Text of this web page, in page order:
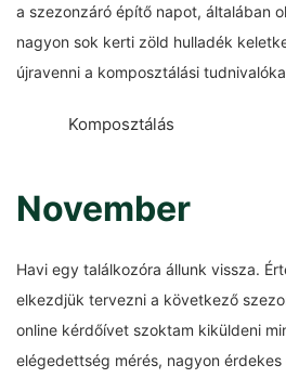
a szezonzáró építő napot, általában
nagyon sok kerti zöld hulladék
újravenni a komposztálási
Komposztálás
November
Havi egy találkozóra állunk vissza.
elkezdjük tervezni a következő
online kérdőívet szoktam kiküldeni
elégedettség mérés, nagyon